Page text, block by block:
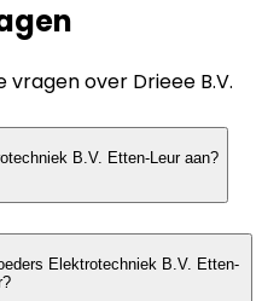
vragen over Drieee B.V.
B.V. Etten-Leur aan?
Elektrotechniek B.V. Etten-